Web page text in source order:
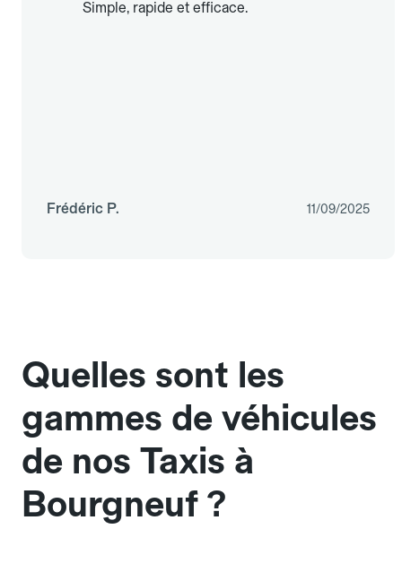
Simple, rapide et efficace.
Frédéric P. 11/09/2025
Quelles sont les
gammes de véhicules
de nos Taxis à
Bourgneuf ?